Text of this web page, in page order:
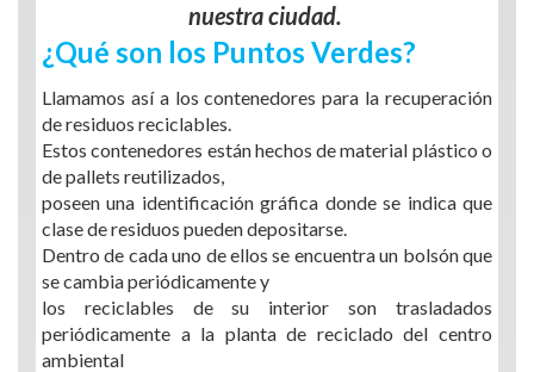
nuestra ciudad.
¿Qué son los Puntos Verdes?
Llamamos así a los contenedores para la recuperación
de residuos reciclables.
Estos contenedores están hechos de material plástico o
de pallets reutilizados,
poseen una identificación gráfica donde se indica que
clase de residuos pueden depositarse.
Dentro de cada uno de ellos se encuentra un bolsón que
se cambia periódicamente y
los reciclables de su interior son trasladados
periódicamente a la planta de reciclado del centro
ambiental